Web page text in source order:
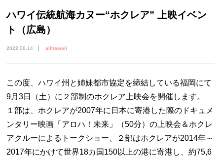
ハワイ伝統航海カヌー“ホクレア” 上映イベン
ト（広島）
2022.08.14 allhawaii
この度、ハワイ州と姉妹都市協定を締結している福岡にて
9月3日（土）に２部制のホクレア上映会を開催します。
１部は、ホクレアが2007年に日本に寄港した際のドキュメ
ンタリー映画「アロハ！未来」（50分）の上映会＆ホクレ
アクルーによるトークショー、２部はホクレアが2014年～
2017年にかけて世界18カ国150以上の港に寄港し、約75,6